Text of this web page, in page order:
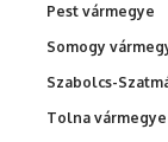
Pest vármegye
Somogy
Szabolcs-
Tolna vármegye